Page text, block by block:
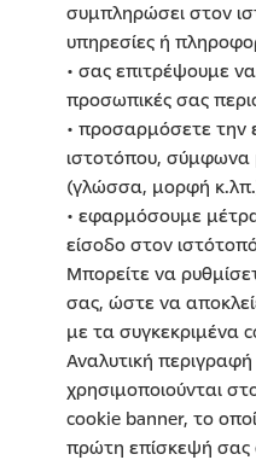
συμπληρώσει στον
υπηρεσίες ή
• σας επιτρέψουμε
προσωπικές σας
• προσαρμόσετε την
ιστοτόπου, σύμφωνα
(γλώσσα, μορφή
• εφαρμόσουμε
είσοδο στον
Μπορείτε να
σας, ώστε να
με τα συγκεκριμένα
Αναλυτική
χρησιμοποιούνται
cookie banner, το
πρώτη επίσκεψή σας